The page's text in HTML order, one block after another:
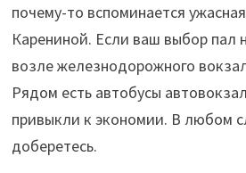
почему-то вспоминается
Карениной. Если ваш выбор пал
возле железнодорожного
Рядом есть автобусы
привыкли к экономии. В любом
доберетесь.